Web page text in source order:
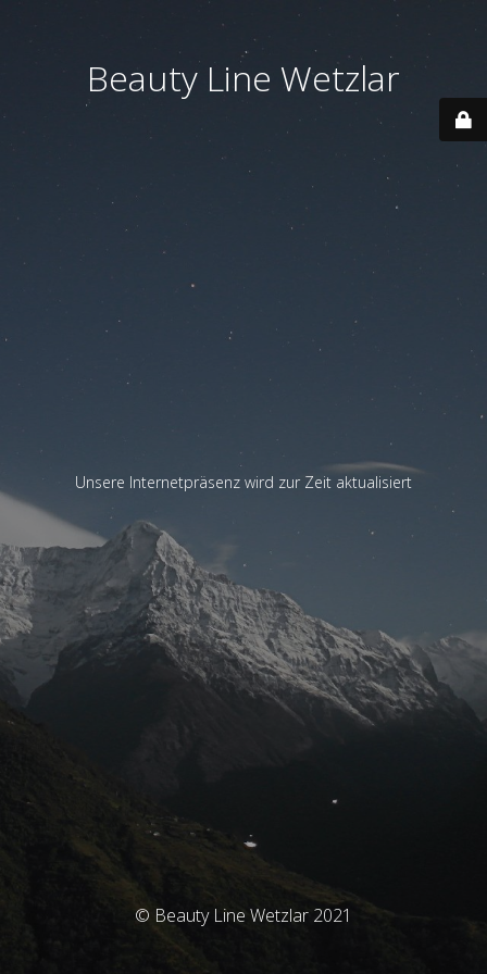
Beauty Line Wetzlar
Unsere Internetpräsenz wird zur Zeit aktualisiert
© Beauty Line Wetzlar 2021